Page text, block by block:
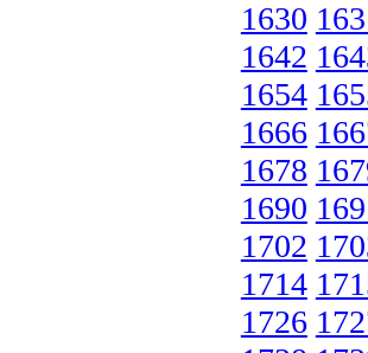
1630
1642
1654
1666
1678
1690
1702
1714
1726